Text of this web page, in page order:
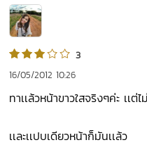
3
16/05/2012 10:26
ทาเเล้วหน้าขาวใสจริงๆค่ะ เเต่
เเละเเปบเดียวหน้าก็มันเเล้ว